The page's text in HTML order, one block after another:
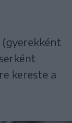
kereste a